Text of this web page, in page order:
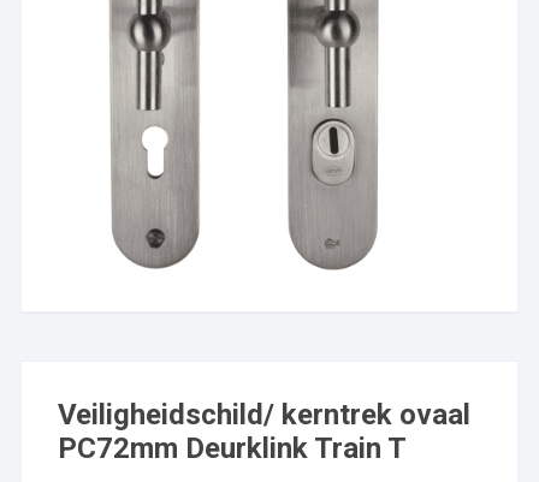
Veiligheidschild/ kerntrek ovaal
PC72mm Deurklink Train T